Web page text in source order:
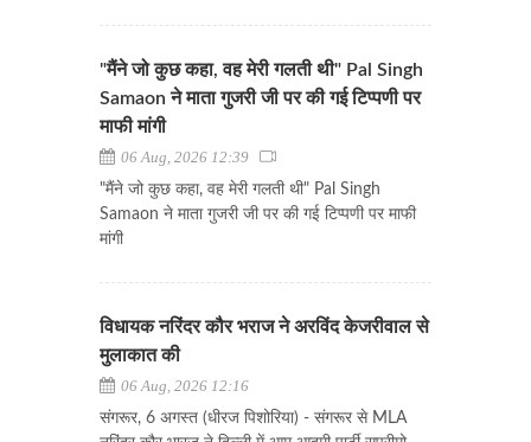
"मैंने जो कुछ कहा, वह मेरी गलती थी" Pal Singh
Samaon ने माता गुजरी जी पर की गई टिप्पणी पर
माफी मांगी
06 Aug, 2026 12:39
"मैंने जो कुछ कहा, वह मेरी गलती थी" Pal Singh
Samaon ने माता गुजरी जी पर की गई टिप्पणी पर माफी
मांगी
विधायक नरिंदर कौर भराज ने अरविंद केजरीवाल से
मुलाकात की
06 Aug, 2026 12:16
संगरूर, 6 अगस्त (धीरज पिशोरिया) - संगरूर से MLA